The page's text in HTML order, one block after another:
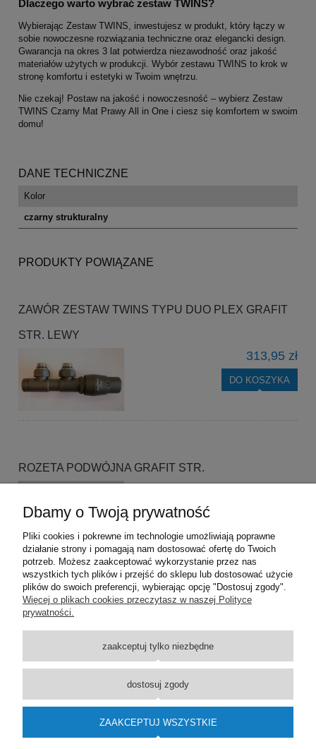
Dlaczego warto wybrać zestaw TWINS?
Wybierając Zestaw TWINS, inwestujesz w produkt, który łączy w
sobie nowoczesne rozwiązania techniczne oraz elegancki design.
Gwarancja na okres 3 lat potwierdza niezawodność oraz jakość
materiałów użytych w produkcji. Wybór zestawu TWINS to krok w
stronę komfortu i estetyki w Twoim wnętrzu.
Nie czekaj! Postaw na jakość i nowoczesność – wybierz Zestaw
TWINS Czarny Mat Prawy All in One i ciesz się komfortem w swoim
domu!
DANE TECHNICZNE
Kolor
czarny strukturalny
PRODUKTY POWIĄZANE
ZAWÓR ZESTAW TWINS TYPU DUO PLEX GRAFIT
STR. LEWY
313,95 zł
DO KOSZYKA
ROZETA PODWÓJNA GRAFIT STR.
Pomoc
Dostawa
Moje konto
O firmie
Wsparcie techniczne
Dbamy o Twoją prywatność
Pliki cookies i pokrewne im technologie umożliwiają poprawne
działanie strony i pomagają nam dostosować ofertę do Twoich
potrzeb. Możesz zaakceptować wykorzystanie przez nas
wszystkich tych plików i przejść do sklepu lub dostosować użycie
plików do swoich preferencji, wybierając opcję "Dostosuj zgody".
Więcej o plikach cookies przeczytasz w naszej Polityce
prywatności.
zaakceptuj tylko niezbędne
dostosuj zgody
ZAAKCEPTUJ WSZYSTKIE